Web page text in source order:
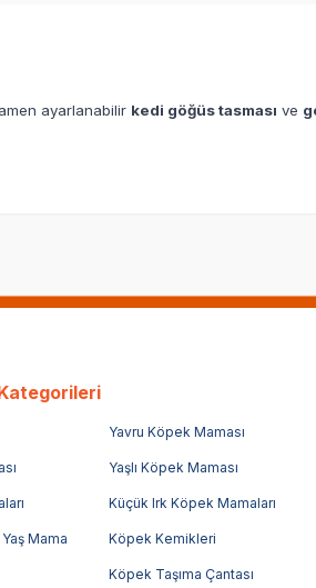
ayarlanabilir kedi göğüs tasması ve
Yavru Köpek Maması
Yaşlı Köpek Maması
Küçük Irk Köpek Mamaları
Mama Köpek Kemikleri
Köpek Taşıma Çantası